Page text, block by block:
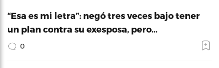
“Esa es mi letra”: negó tres veces bajo tener
un plan contra su exesposa, pero…
0